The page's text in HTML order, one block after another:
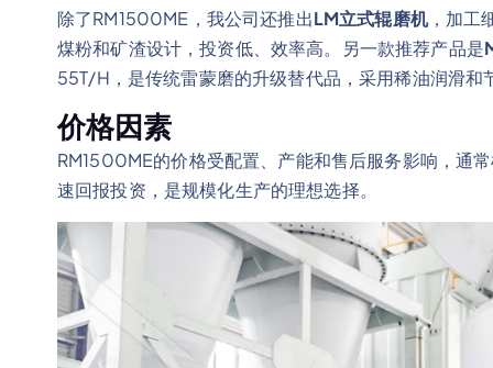
除了RM1500ME，我公司还推出LM立式辊磨机，加工
煤粉和矿渣设计，投资低、效率高。另一款推荐产品是
55T/H，是传统雷蒙磨的升级替代品，采用稀油润滑
价格因素
RM1500ME的价格受配置、产能和售后服务影响，通
速回报投资，是规模化生产的理想选择。